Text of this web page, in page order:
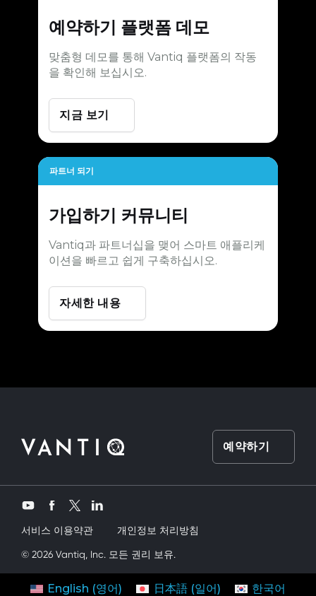
연락처 시작하기
예약하기 플랫폼 데모
맞춤형 데모를 통해 Vantiq 플랫폼의 작동
을 확인해 보십시오.
지금 보기
파트너 되기
가입하기 커뮤니티
Vantiq과 파트너십을 맺어 스마트 애플리케
이션을 빠르고 쉽게 구축하십시오.
자세한 내용
예약하기
YouTubeFacebookTwitterLinkedIn
서비스 이용약관 개인정보 처리방침
© 2026 Vantiq, Inc. 모든 권리 보유.
kardeşimi siktik mobil pornove bir yandanda onu nasıl kullanırım
English (영어) 日本語(일어) 한국어